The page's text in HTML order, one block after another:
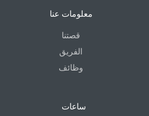
معلومات عنا
قصتنا
الفريق
وظائف
ساعات